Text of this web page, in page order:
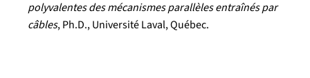
polyvalentes des mécanismes parallèles entraînés par
câbles, Ph.D., Université Laval, Québec.